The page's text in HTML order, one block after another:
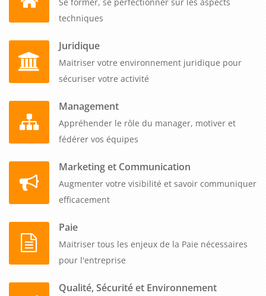
pour instaurer durablement une culture de prévention et de
conformité réglementaire dans vos opérations de
techniques
Juridique
Maitriser votre environnement juridique pour
sécuriser votre activité
Management
Appréhender le rôle du manager, motiver et
fédérer vos équipes
Marketing et Communication
Augmenter votre visibilité et savoir communiquer
efficacement
Paie
Maitriser tous les enjeux de la Paie nécessaires
pour l'entreprise
Qualité, Sécurité et Environnement